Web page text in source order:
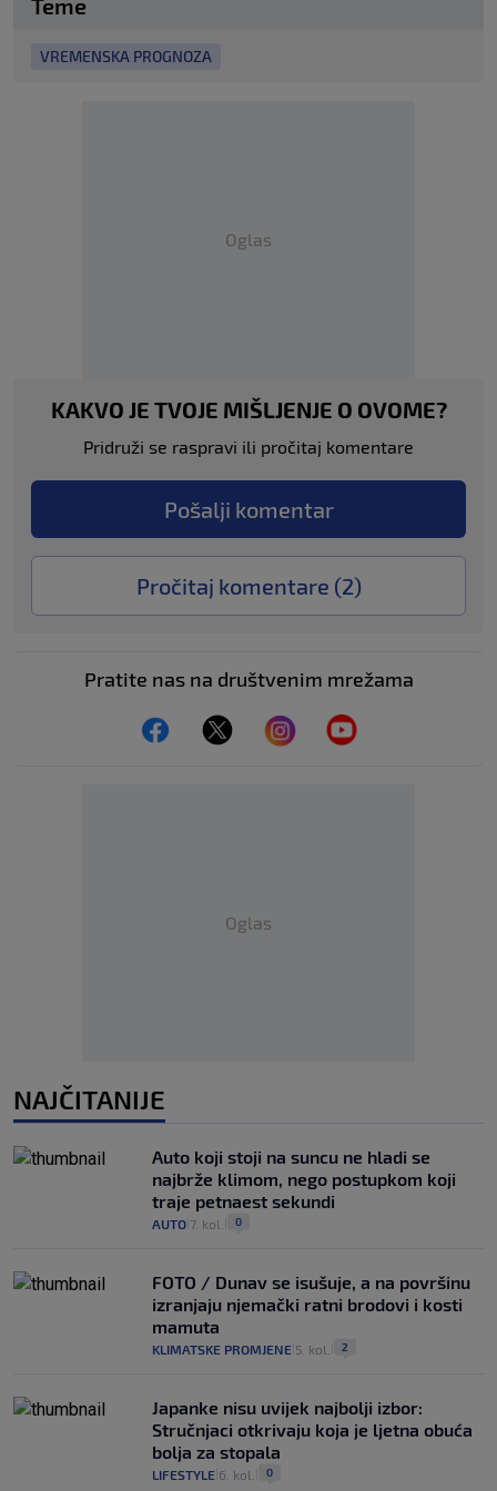
Teme
VREMENSKA PROGNOZA
Oglas
KAKVO JE TVOJE MIŠLJENJE O OVOME?
Pridruži se raspravi ili pročitaj komentare
Pošalji komentar
Pročitaj komentare (2)
Pratite nas na društvenim mrežama
Oglas
NAJČITANIJE
Auto koji stoji na suncu ne hladi se
najbrže klimom, nego postupkom koji
traje petnaest sekundi
AUTO 7. kol. 0
FOTO / Dunav se isušuje, a na površinu
izranjaju njemački ratni brodovi i kosti
mamuta
KLIMATSKE PROMJENE 5. kol. 2
Japanke nisu uvijek najbolji izbor:
Stručnjaci otkrivaju koja je ljetna obuća
bolja za stopala
LIFESTYLE 6. kol. 0